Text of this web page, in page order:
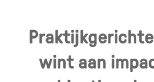
wint aan